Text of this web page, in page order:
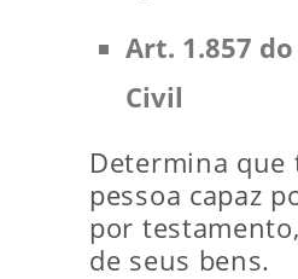
Art. 1.857
Civil
Determina que
pessoa capaz
por
de seus bens.